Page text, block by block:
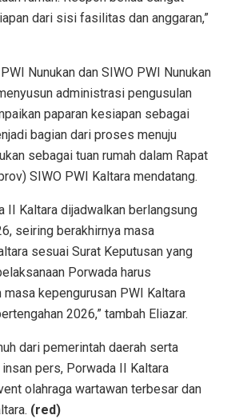
dari sisi fasilitas dan anggaran,”
Nunukan dan SIWO PWI Nunukan
administrasi pengusulan
paparan kesiapan sebagai
bagian dari proses menuju
sebagai tuan rumah dalam Rapat
SIWO PWI Kaltara mendatang.
II Kaltara dijadwalkan berlangsung
seiring berakhirnya masa
sesuai Surat Keputusan yang
Porwada harus
kepengurusan PWI Kaltara
2026,” tambah Eliazar.
dari pemerintah daerah serta
pers, Porwada II Kaltara
olahraga wartawan terbesar dan
(red)